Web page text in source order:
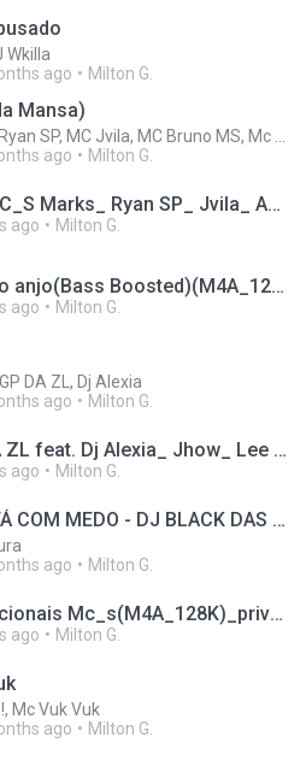
Wkilla
ago Milton G.
Mansa)
ago Milton G.
365 DIAS - MC_S Marks_ Ryan SP_ Jvila_ Aaron Modesto_ Magal_ Bruno MS e Luuky (DJ Dael e DJ Japa NK)(M4A_128K)_private.lrc
ago Milton G.
509-E - Oitavo anjo(Bass Boosted)(M4A_128K)_private.lrc
ago Milton G.
DA ZL, Dj Alexia
ago Milton G.
2026 - GP DA ZL feat. Dj Alexia_ Jhow_ Lee Jack(M4A_128K)_private.lrc
ago Milton G.
A NOVINHA TÁ COM MEDO - DJ BLACK DAS PURA (TIK-TOK)
ago Milton G.
A Vítima - Racionais Mc_s(M4A_128K)_private.lrc
ago Milton G.
Mc Vuk Vuk
ago Milton G.